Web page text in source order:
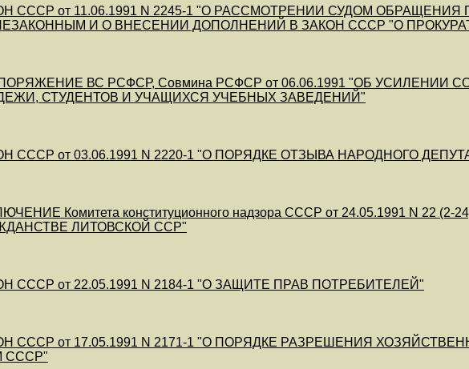
СССР от 11.06.1991 N 2245-1 "О РАССМОТРЕНИИ СУДОМ
И О ВНЕСЕНИИ ДОПОЛНЕНИЙ В ЗАКОН СССР "О
ВС РСФСР, Совмина РСФСР от 06.06.1991 "ОБ
СТУДЕНТОВ И УЧАЩИХСЯ УЧЕБНЫХ ЗАВЕДЕНИЙ"
СССР от 03.06.1991 N 2220-1 "О ПОРЯДКЕ ОТЗЫВА НАРОДНОГО
Комитета конституционного надзора СССР от 24.05.1991 N
ЛИТОВСКОЙ ССР"
СССР от 22.05.1991 N 2184-1 "О ЗАЩИТЕ ПРАВ ПОТРЕБИТЕЛЕЙ"
СССР от 17.05.1991 N 2171-1 "О ПОРЯДКЕ РАЗРЕШЕНИЯ
СССР"